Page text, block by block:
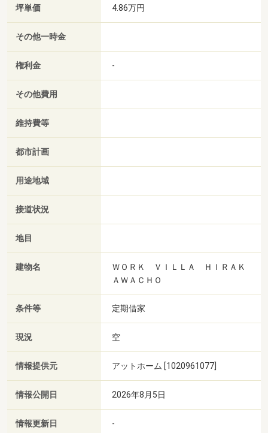
坪単価 4.86万円
その他一時金
権利金 -
その他費用
維持費等
都市計画
用途地域
接道状況
地目
建物名
ＷＯＲＫ ＶＩＬＬＡ ＨＩＲＡＫ
ＡＷＡＣＨＯ
条件等 定期借家
現況 空
情報提供元 アットホーム [1020961077]
情報公開日 2026年8月5日
情報更新日 -